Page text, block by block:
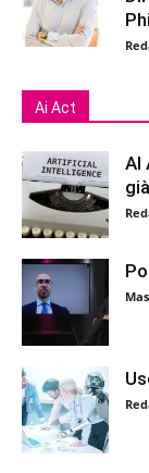
Ai Act
AI